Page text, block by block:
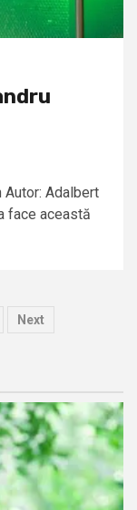
Autor: Adalbert
face această
Next